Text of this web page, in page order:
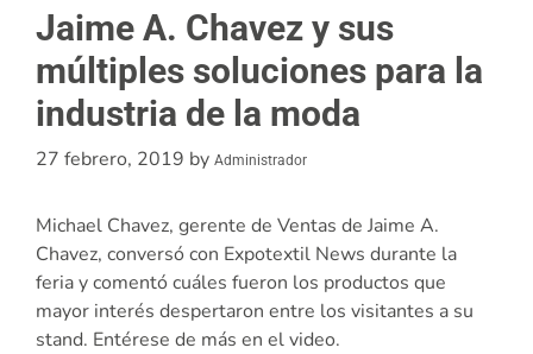
Jaime A. Chavez y sus
múltiples soluciones para la
industria de la moda
27 febrero, 2019 by Administrador
Michael Chavez, gerente de Ventas de Jaime A.
Chavez, conversó con Expotextil News durante la
feria y comentó cuáles fueron los productos que
mayor interés despertaron entre los visitantes a su
stand. Entérese de más en el video.